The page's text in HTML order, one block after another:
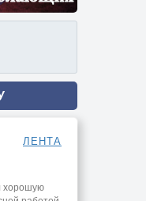
ЛЕНТА
хорошую